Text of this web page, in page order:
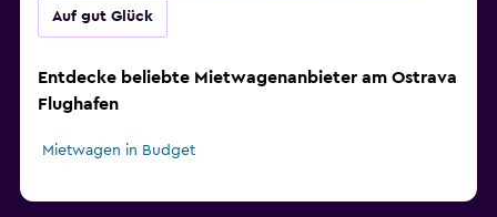
Auf gut Glück
Entdecke beliebte Mietwagenanbieter am Ostrava
Flughafen
Mietwagen in Budget